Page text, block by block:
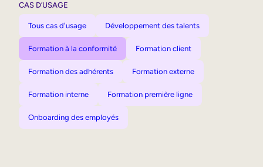
CAS D’USAGE
Tous cas d'usage Développement des talents
Formation à la conformité Formation client
Formation des adhérents Formation externe
Formation interne Formation première ligne
Onboarding des employés